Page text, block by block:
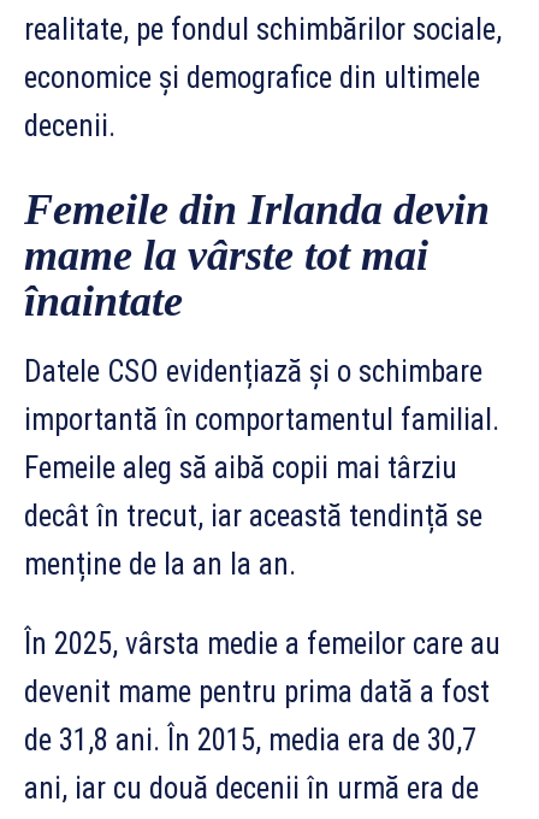
realitate, pe fondul schimbărilor sociale,
economice și demografice din ultimele
decenii.
Femeile din Irlanda devin
mame la vârste tot mai
înaintate
Datele CSO evidențiază și o schimbare
importantă în comportamentul familial.
Femeile aleg să aibă copii mai târziu
decât în trecut, iar această tendință se
menține de la an la an.
În 2025, vârsta medie a femeilor care au
devenit mame pentru prima dată a fost
de 31,8 ani. În 2015, media era de 30,7
ani, iar cu două decenii în urmă era de